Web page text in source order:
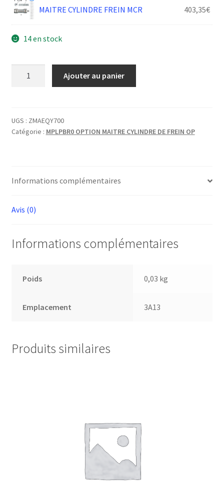
MAITRE CYLINDRE FREIN MCR 403,35€
14 en stock
POUSSEE
MAITRE
Ajouter au panier
UGS : ZMAEQY700
Catégorie : MPLPBR0 OPTION MAITRE CYLINDRE DE FREIN OP
Informations complémentaires
Avis (0)
Informations complémentaires
Poids 0,03 kg
Emplacement 3A13
Produits similaires